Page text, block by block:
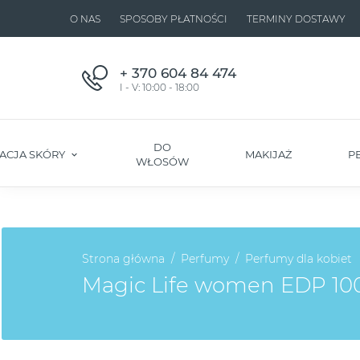
O NAS SPOSOBY PŁATNOŚCI TERMINY DOSTAWY
+ 370 604 84 474
I - V: 10:00 - 18:00
SKÓRY
DO
WŁOSÓW
MAKIJAŻ
Strona główna Perfumy Perfumy dla kobiet
Magic Life women EDP